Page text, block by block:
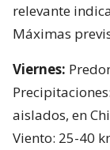
relevante
Máximas
Viernes:
aislados, en
Viento: 25-40